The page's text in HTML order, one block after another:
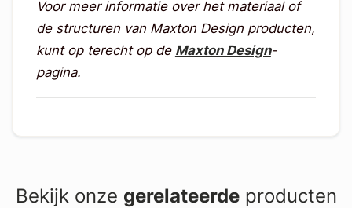
Voor meer informatie over het materiaal of
de structuren van Maxton Design producten,
kunt op terecht op de Maxton Design-
pagina.
Bekijk onze gerelateerdeproducten